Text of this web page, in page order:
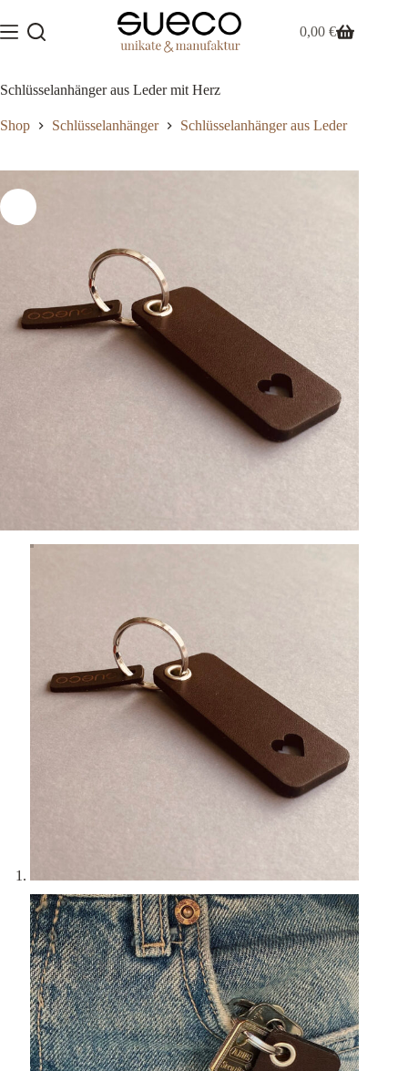
Inhalt
springen
Warenkorb
0,00€
Schlüsselanhänger aus Leder mit Herz
Shop Schlüsselanhänger Schlüsselanhänger aus Leder